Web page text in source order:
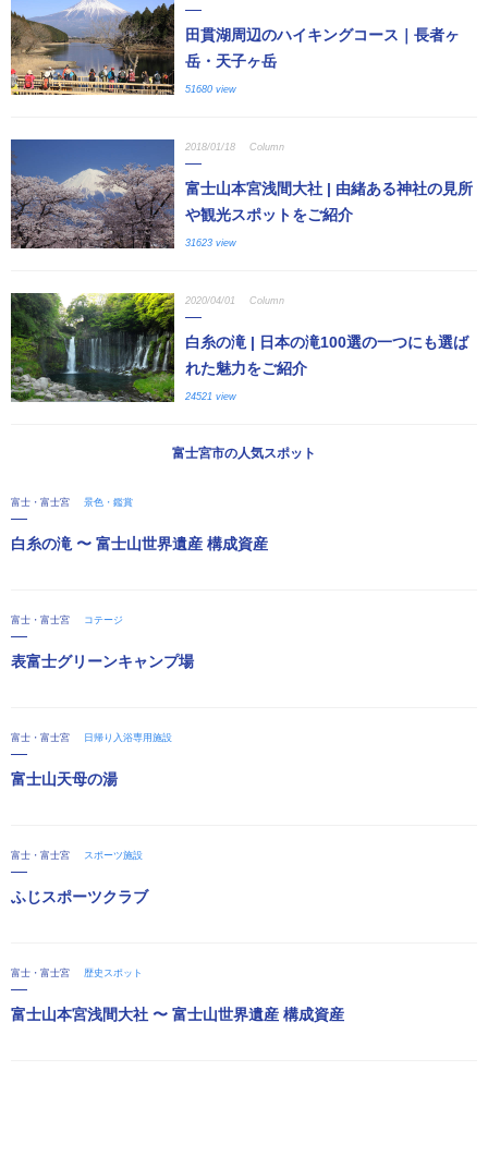
田貫湖周辺のハイキングコース｜長者ヶ
岳・天子ヶ岳
51680 view
2018/01/18 Column
富士山本宮浅間大社 | 由緒ある神社の見所
や観光スポットをご紹介
31623 view
2020/04/01 Column
白糸の滝 | 日本の滝100選の一つにも選ば
れた魅力をご紹介
24521 view
富士宮市の人気スポット
富士・富士宮 景色・鑑賞
白糸の滝 〜 富士山世界遺産 構成資産
富士・富士宮 コテージ
表富士グリーンキャンプ場
富士・富士宮 日帰り入浴専用施設
富士山天母の湯
富士・富士宮 スポーツ施設
ふじスポーツクラブ
富士・富士宮 歴史スポット
富士山本宮浅間大社 〜 富士山世界遺産 構成資産